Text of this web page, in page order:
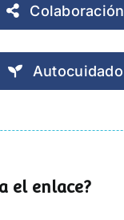
Colaboración
Autocuidado
el enlace?